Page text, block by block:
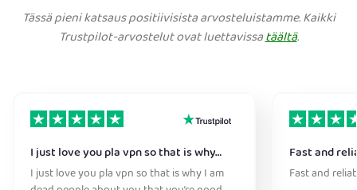
Tässä pieni katsaus positiivisista arvosteluistamme. Kaikki
Trustpilot-arvostelut ovat luettavissatäältä.
I just love you pla vpn so that is why…
I just love you pla vpn so that is why I am
Fast and
Fast and